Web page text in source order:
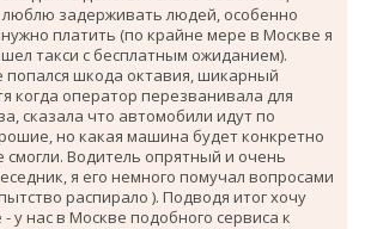
люблю задерживать людей, особенно
платить (по крайне мере в Москве я
такси с бесплатным ожиданием).
попался шкода октавия, шикарный
когда оператор перезванивала для
сказала что автомобили идут по
но какая машина будет конкретно
смогли. Водитель опрятный и очень
я его немного помучал вопросами
распирало ). Подводя итог хочу
- у нас в Москве подобного сервиса к